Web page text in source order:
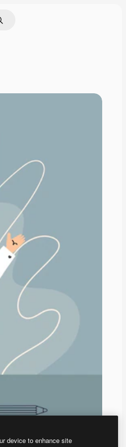
索
索
device to enhance site